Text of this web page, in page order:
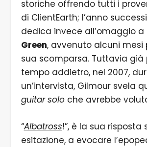
storiche offrendo tutti i
di ClientEarth; l’anno
dedica invece all’omaggio a
Green, avvenuto alcuni mesi
sua scomparsa. Tuttavia già
tempo addietro, nel 2007,
un’intervista, Gilmour svela
guitar solo che avrebbe
“Albatross!”, è la sua risposta
esitazione, a evocare